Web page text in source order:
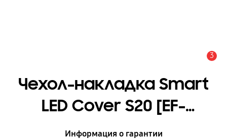
3
Чехол-накладка Smart
LED Cover S20 [EF-
KG980CLEGRU]
Информация о гарантии